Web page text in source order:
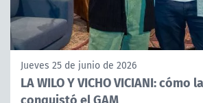
Jueves 25 de junio de 2026
LA WILO Y VICHO VICIANI: cómo
conquistó el GAM